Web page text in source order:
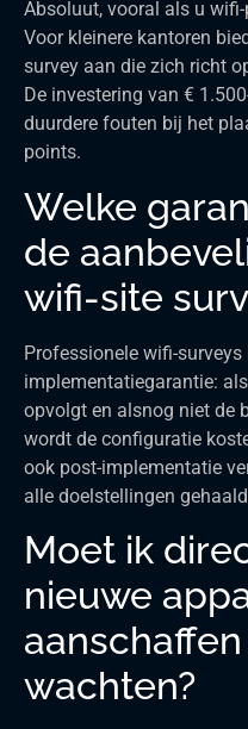
Absoluut, vooral als u
Voor kleinere kantoren
survey aan die zich richt
De investering van €
duurdere fouten bij het
points.
Welke
de
wifi-site
Professionele wifi-surveys
implementatiegarantie:
opvolgt en alsnog niet de
wordt de configuratie
ook post-implementatie
alle doelstellingen
Moet ik
nieuwe
wachten?